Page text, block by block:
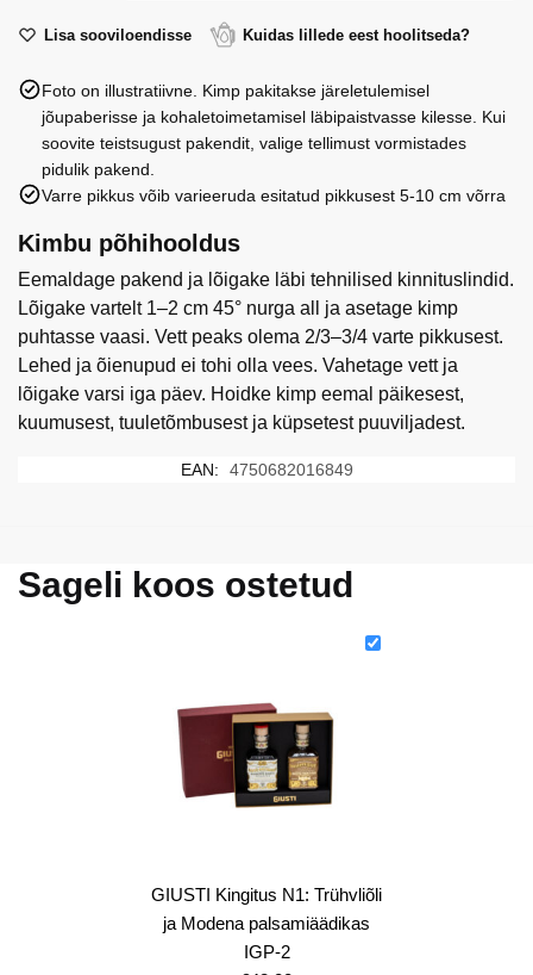
Trühvliõli
Modena
palsamiäädikas
IGP-
kogus
Lisa sooviloendisse Kuidas lillede eest hoolitseda?
Foto on illustratiivne. Kimp pakitakse järeletulemisel
jõupaberisse ja kohaletoimetamisel läbipaistvasse kilesse. Kui
soovite teistsugust pakendit, valige tellimust vormistades
pidulik pakend.
Varre pikkus võib varieeruda esitatud pikkusest 5-10 cm võrra
Kimbu põhihooldus
Eemaldage pakend ja lõigake läbi tehnilised kinnituslindid.
Lõigake vartelt 1–2 cm 45° nurga all ja asetage kimp
puhtasse vaasi. Vett peaks olema 2/3–3/4 varte pikkusest.
Lehed ja õienupud ei tohi olla vees. Vahetage vett ja
lõigake varsi iga päev. Hoidke kimp eemal päikesest,
kuumusest, tuuletõmbusest ja küpsetest puuviljadest.
EAN: 4750682016849
Sageli koos ostetud
GIUSTI Kingitus N1: Trühvliõli
ja Modena palsamiäädikas
IGP-2